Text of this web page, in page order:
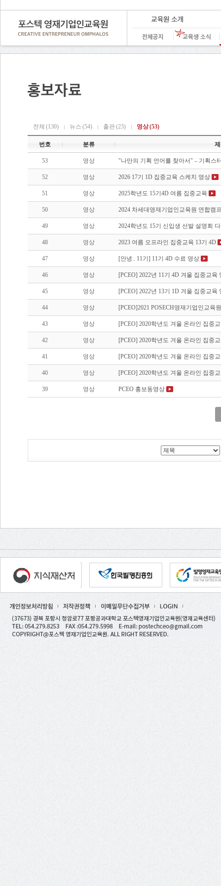
전체 (130) 뉴스 (54) 출판(23) 영상(53)
번호 분류
53 영상 "나만의 기획 언어를 찾아서" – 기획스
52 영상 2026 17기 1D 집중교육 스케치 영상
51 영상 2025학년도 15기4D 여름 집중교육
50 영상 2024 차세대영재기업인교육원 연합캠
49 영상 2024학년도 15기 신입생 선발 설명회
48 영상 2023 여름 오프라인 집중교육 13기 4D
47 영상 [안녕.. 11기] 11기 4D 수료 영상
46 영상 [PCEO] 2022년 11기 4D 겨울 집중교육
45 영상 [PCEO] 2022년 13기 1D 겨울 집중교육
44 영상 [PCEO]2021 POSECH영재기업인교육
43 영상 [PCEO] 2020학년도 겨울 온라인 집중
42 영상 [PCEO] 2020학년도 겨울 온라인 집중
41 영상 [PCEO] 2020학년도 겨울 온라인 집중
40 영상 [PCEO] 2020학년도 겨울 온라인 집중
39 영상 PCEO 홍보동영상